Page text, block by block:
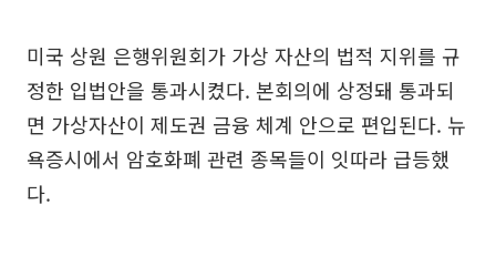
미국 상원 은행위원회가 가상 자산의 법적 지위를 규
정한 입법안을 통과시켰다. 본회의에 상정돼 통과되
면 가상자산이 제도권 금융 체계 안으로 편입된다. 뉴
욕증시에서 암호화폐 관련 종목들이 잇따라 급등했
다.